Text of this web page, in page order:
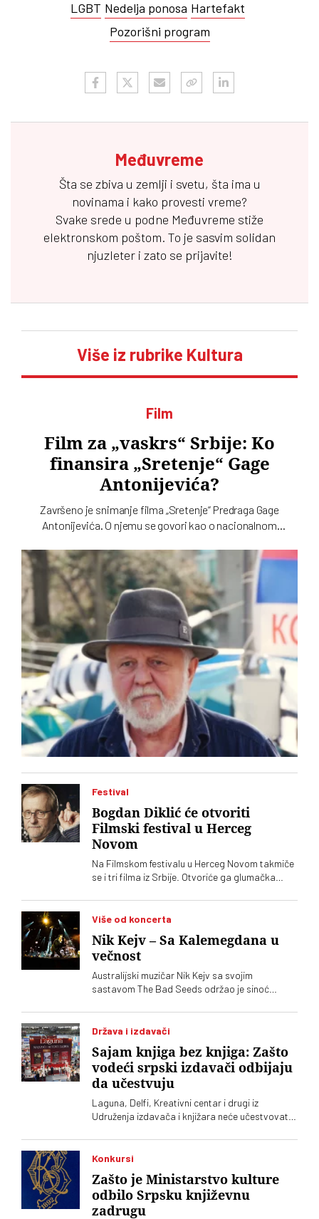
LGBT Nedelja ponosa Hartefakt
Pozorišni program
Međuvreme
Šta se zbiva u zemlji i svetu, šta ima u
novinama i kako provesti vreme?
Svake srede u podne Međuvreme stiže
elektronskom poštom. To je sasvim solidan
njuzleter i zato se prijavite!
Više iz rubrike Kultura
Film
Film za „vaskrs“ Srbije: Ko
finansira „Sretenje“ Gage
Antonijevića?
Završeno je snimanje filma „Sretenje“ Predraga Gage
Antonijevića. O njemu se govori kao o nacionalnom
kompanija m:tel iz Republike Srpske
Festival
Bogdan Diklić će otvoriti
Filmski festival u Herceg
Novom
Na Filmskom festivalu u Herceg Novom takmiče
se i tri filma iz Srbije. Otvoriće ga glumačka
Crnogorsko ministarstvo kulture
Više od koncerta
Nik Kejv – Sa Kalemegdana u
večnost
Australijski muzičar Nik Kejv sa svojim
sastavom The Bad Seeds održao je sinoć
tvrđave, u okviru evropske letnje turneje
Država i izdavači
Sajam knjiga bez knjiga: Zašto
vodeći srpski izdavači odbijaju
da učestvuju
Laguna, Delfi, Kreativni centar i drugi iz
Udruženja izdavača i knjižara neće učestvovati
još prošle godine doneli Clio, Arhipelag,
Geopopetika i drugi iz Udruženja profesionalnih
Konkursi
Zašto je Ministarstvo kulture
odbilo Srpsku književnu
zadrugu